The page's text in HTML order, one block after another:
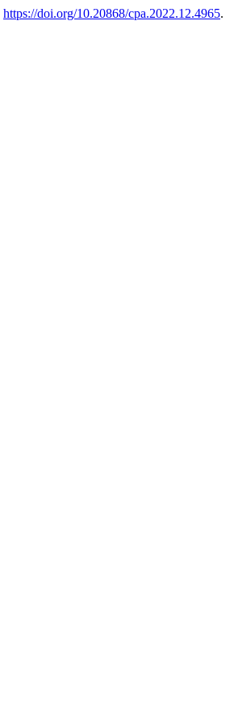
https://doi.org/10.20868/cpa.2022.12.4965.